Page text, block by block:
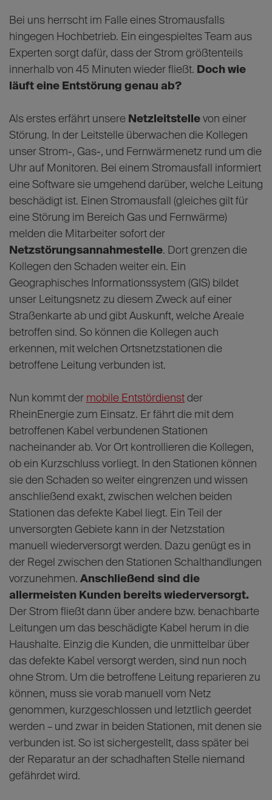
Bei uns herrscht im Falle eines Stromausfalls
hingegen Hochbetrieb. Ein eingespieltes Team aus
Experten sorgt dafür, dass der Strom größtenteils
innerhalb von 45 Minuten wieder fließt. Doch wie
läuft eine Entstörung genau ab?
Als erstes erfährt unsere Netzleitstelle von einer
Störung. In der Leitstelle überwachen die Kollegen
unser Strom-, Gas-, und Fernwärmenetz rund um die
Uhr auf Monitoren. Bei einem Stromausfall informiert
eine Software sie umgehend darüber, welche Leitung
beschädigt ist. Einen Stromausfall (gleiches gilt für
eine Störung im Bereich Gas und Fernwärme)
melden die Mitarbeiter sofort der
Netzstörungsannahmestelle. Dort grenzen die
Kollegen den Schaden weiter ein. Ein
Geographisches Informationssystem (GIS) bildet
unser Leitungsnetz zu diesem Zweck auf einer
Straßenkarte ab und gibt Auskunft, welche Areale
betroffen sind. So können die Kollegen auch
erkennen, mit welchen Ortsnetzstationen die
betroffene Leitung verbunden ist.
Nun kommt der mobile Entstördienst der
RheinEnergie zum Einsatz. Er fährt die mit dem
betroffenen Kabel verbundenen Stationen
nacheinander ab. Vor Ort kontrollieren die Kollegen,
ob ein Kurzschluss vorliegt. In den Stationen können
sie den Schaden so weiter eingrenzen und wissen
anschließend exakt, zwischen welchen beiden
Stationen das defekte Kabel liegt. Ein Teil der
unversorgten Gebiete kann in der Netzstation
manuell wiederversorgt werden. Dazu genügt es in
der Regel zwischen den Stationen Schalthandlungen
vorzunehmen. Anschließend sind die
allermeisten Kunden bereits wiederversorgt.
Der Strom fließt dann über andere bzw. benachbarte
Leitungen um das beschädigte Kabel herum in die
Haushalte. Einzig die Kunden, die unmittelbar über
das defekte Kabel versorgt werden, sind nun noch
ohne Strom. Um die betroffene Leitung reparieren zu
können, muss sie vorab manuell vom Netz
genommen, kurzgeschlossen und letztlich geerdet
werden – und zwar in beiden Stationen, mit denen sie
verbunden ist. So ist sichergestellt, dass später bei
der Reparatur an der schadhaften Stelle niemand
gefährdet wird.